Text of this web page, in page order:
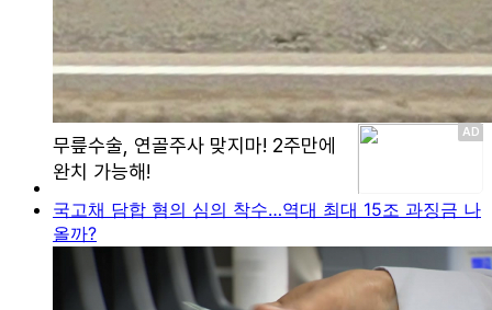
국고채 담합 혐의 심의 착수…역대 최대 15조 과징금 나
올까?